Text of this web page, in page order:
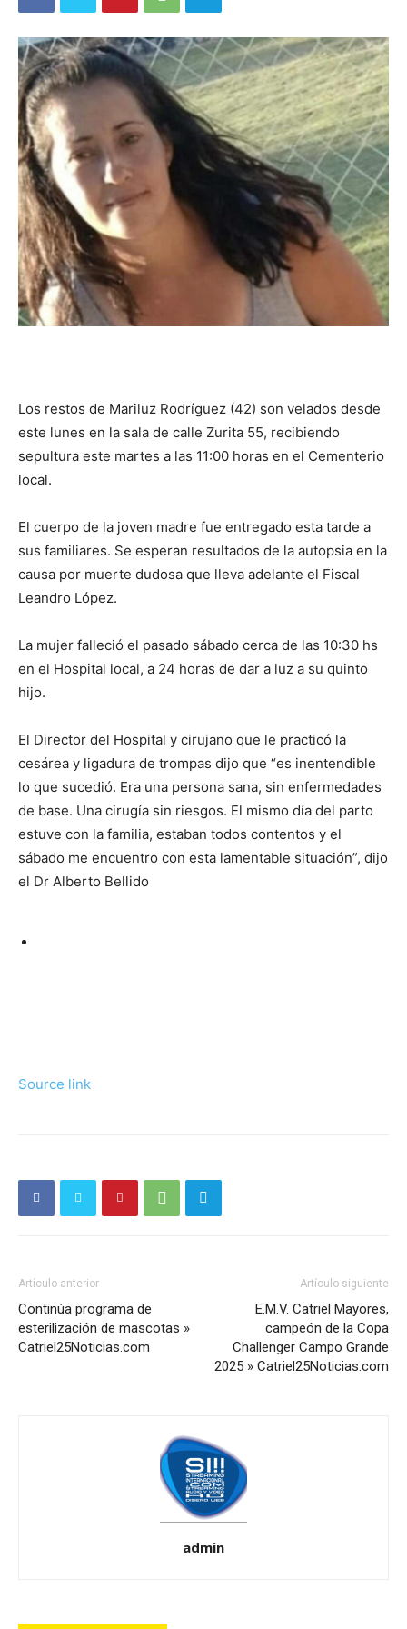
Los restos de Mariluz Rodríguez (42) son velados desde
este lunes en la sala de calle Zurita 55, recibiendo
sepultura este martes a las 11:00 horas en el Cementerio
local.
El cuerpo de la joven madre fue entregado esta tarde a
sus familiares. Se esperan resultados de la autopsia en la
causa por muerte dudosa que lleva adelante el Fiscal
Leandro López.
La mujer falleció el pasado sábado cerca de las 10:30 hs
en el Hospital local, a 24 horas de dar a luz a su quinto
hijo.
El Director del Hospital y cirujano que le practicó la
cesárea y ligadura de trompas dijo que “es inentendible
lo que sucedió. Era una persona sana, sin enfermedades
de base. Una cirugía sin riesgos. El mismo día del parto
estuve con la familia, estaban todos contentos y el
sábado me encuentro con esta lamentable situación”, dijo
el Dr Alberto Bellido
Source link
Artículo anterior
Continúa programa de
esterilización de mascotas »
Catriel25Noticias.com
Artículo siguiente
E.M.V. Catriel Mayores,
campeón de la Copa
Challenger Campo Grande
2025 » Catriel25Noticias.com
admin